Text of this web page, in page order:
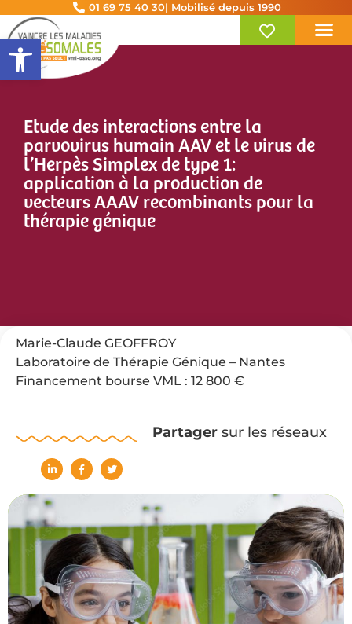
Ouvrir la barre d’outils
01 69 75 40 30| Mobilisé depuis 1990
Etude des interactions entre la
parvovirus humain AAV et le virus de
l’Herpès Simplex de type 1:
application à la production de
vecteurs AAAV recombinants pour la
thérapie génique
Marie-Claude GEOFFROY
Laboratoire de Thérapie Génique – Nantes
Financement bourse VML : 12 800 €
Partagersur les réseaux